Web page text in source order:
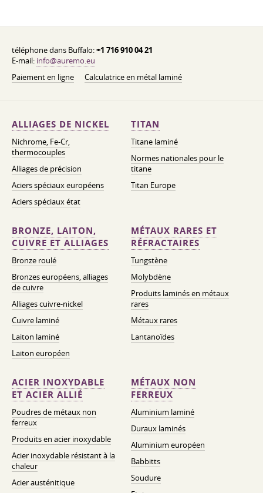
téléphone dans Buffalo:+1 716 910 04 21
E-mail: info@auremo.eu
Paiement en ligne
Calculatrice en métal laminé
ALLIAGES DE NICKEL
Nichrome, Fe-Cr,
thermocouples
Alliages de précision
Aciers spéciaux européens
Aciers spéciaux état
TITAN
Titane laminé
Normes nationales pour le
titane
Titan Europe
BRONZE, LAITON,
CUIVRE ET ALLIAGES
Bronze roulé
Bronzes européens, alliages
de cuivre
Alliages cuivre-nickel
Cuivre laminé
Laiton laminé
Laiton européen
MÉTAUX RARES ET
RÉFRACTAIRES
Tungstène
Molybdène
Produits laminés en métaux
rares
Métaux rares
Lantanoïdes
ACIER INOXYDABLE
ET ACIER ALLIÉ
Poudres de métaux non
ferreux
Produits en acier inoxydable
Acier inoxydable résistant à la
chaleur
Acier austénitique
MÉTAUX NON
FERREUX
Aluminium laminé
Duraux laminés
Aluminium européen
Babbitts
Soudure